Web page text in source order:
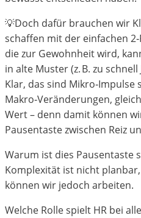
💡Doch dafür brauchen wir
schaffen mit der einfachen
die zur Gewohnheit wird,
in alte Muster (z. B. zu
Klar, das sind
Makro‑Veränderungen,
Wert – denn damit können
Pausentaste zwischen Reiz
Warum ist dies Pausentaste
Komplexität ist nicht
können wir jedoch arbeiten.
Welche Rolle spielt HR bei